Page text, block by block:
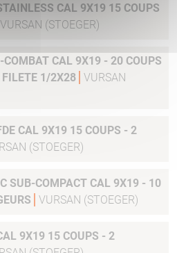
CAL 9X19 15 COUPS
VURSAN (STOEGER)
9X19 - 20 COUPS
FILETE 1/2X28 VURSAN
COUPS - 2
(STOEGER)
SUB-COMPACT CAL 9X19 - 10
VURSAN (STOEGER)
- 2